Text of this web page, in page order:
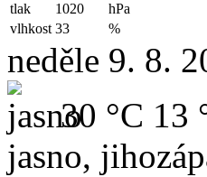
tlak
1020
hPa
vlhkost 33 %
neděle 9. 8.
30 °C 13
jasno,